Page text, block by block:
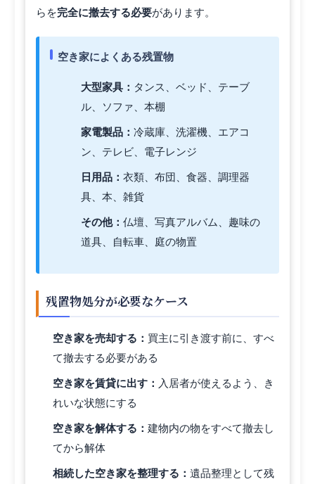
らを完全に撤去する必要があります。
空き家によくある残置物
大型家具： タンス、ベッド、テーブ
ル、ソファ、本棚
家電製品： 冷蔵庫、洗濯機、エアコ
ン、テレビ、電子レンジ
日用品： 衣類、布団、食器、調理器
具、本、雑貨
その他： 仏壇、写真アルバム、趣味の
道具、自転車、庭の物置
残置物処分が必要なケース
空き家を売却する： 買主に引き渡す前に、すべ
て撤去する必要がある
空き家を賃貸に出す： 入居者が使えるよう、き
れいな状態にする
空き家を解体する： 建物内の物をすべて撤去し
てから解体
相続した空き家を整理する： 遺品整理として残